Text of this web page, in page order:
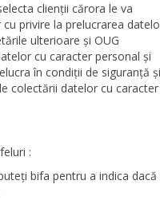
clienţii cărora le va
privire la prelucrarea
ulterioare şi OUG
cu caracter personal şi
în condiţii de siguranţă şi
colectării datelor cu caracter
:
bifa pentru a indica dacă